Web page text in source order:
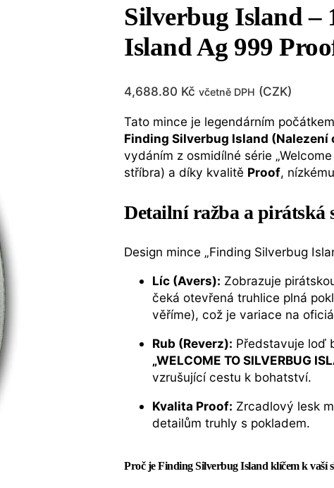
Silverbug Island –
Island Ag 999
4,688.80 Kč včetně DPH (CZK)
Tato mince je legendárním
Finding Silverbug Island
vydáním z osmidílné série
stříbra) a díky kvalitě Proof,
Detailní ražba a pirátská
Design mince „Finding Silverbug
Líc (Avers): Zobrazuje
čeká otevřená truhlice plná
věříme), což je variace na
Rub (Reverz): Představuje loď
„WELCOME TO SILVERBUG
vzrušující cestu k bohatství.
Kvalita Proof: Zrcadlový lesk
detailům truhly s pokladem.
Proč je Finding Silverbug Island klíčem k vaší